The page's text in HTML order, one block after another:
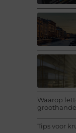
Waarop
Tips voor